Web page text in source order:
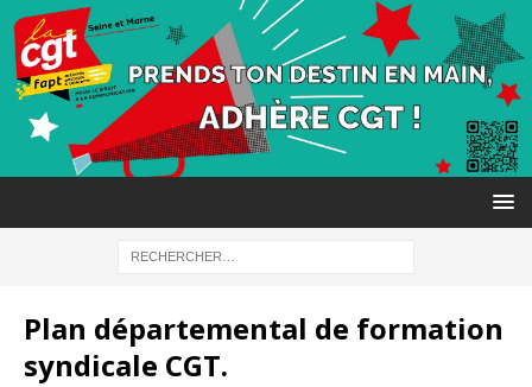
Plan départemental de formation
syndicale CGT.